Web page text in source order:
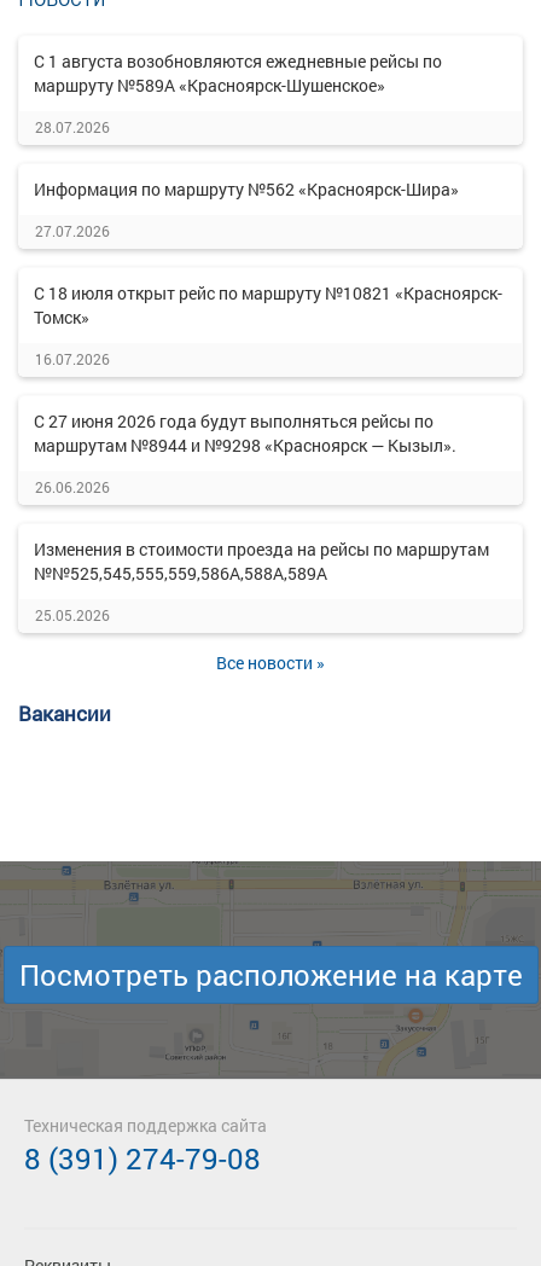
С 1 августа возобновляются ежедневные рейсы по
маршруту №589А «Красноярск-Шушенское»
28.07.2026
Информация по маршруту №562 «Красноярск-Шира»
27.07.2026
С 18 июля открыт рейс по маршруту №10821 «Красноярск-
Томск»
16.07.2026
С 27 июня 2026 года будут выполняться рейсы по
маршрутам №8944 и №9298 «Красноярск — Кызыл».
26.06.2026
Изменения в стоимости проезда на рейсы по маршрутам
№№525,545,555,559,586А,588А,589А
25.05.2026
Все новости »
Вакансии
Посмотреть расположение на карте
Техническая поддержка сайта
8 (391) 274-79-08